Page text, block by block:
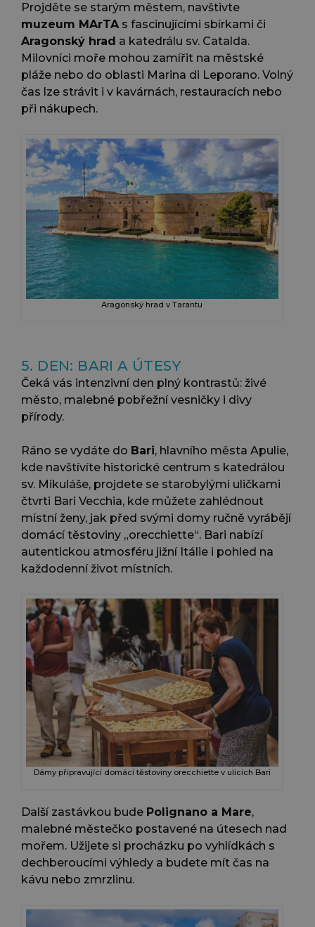
Projděte se starým městem, navštivte
muzeum MArTAs fascinujícími sbírkami či
Aragonský hrad a katedrálu sv. Catalda.
Milovníci moře mohou zamířit na městské
pláže nebo do oblasti Marina di Leporano. Volný
čas lze strávit i v kavárnách, restauracích nebo
při nákupech.
Aragonský hrad v Tarantu
5. DEN: BARI A ÚTESY
Čeká vás intenzivní den plný kontrastů: živé
město, malebné pobřežní vesničky i divy
přírody.
Ráno se vydáte do Bari, hlavního města Apulie,
kde navštívíte historické centrum s katedrálou
sv. Mikuláše, projdete se starobylými uličkami
čtvrti Bari Vecchia, kde můžete zahlédnout
místní ženy, jak před svými domy ručně vyrábějí
domácí těstoviny „orecchiette“. Bari nabízí
autentickou atmosféru jižní Itálie i pohled na
každodenní život místních.
Dámy připravující domácí těstoviny orecchiette v ulicích Bari
Další zastávkou bude Polignano a Mare,
malebné městečko postavené na útesech nad
mořem. Užijete si procházku po vyhlídkách s
dechberoucími výhledy a budete mít čas na
kávu nebo zmrzlinu.